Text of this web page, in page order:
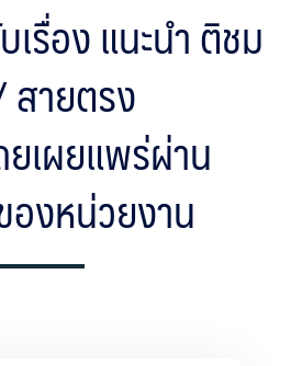
รื่อง แนะนำ ติชม
สายตรง
เผยแพร่ผ่าน
องหน่วยงาน